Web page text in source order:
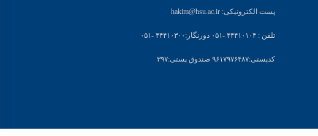
پست الکترونیکی: hakim@hsu.ac.ir
تلفن : ۴۴۴۱۰۱۰۴ -۰۵۱ دورنگار:۴۴۴۱۰۳۰۰ -۰۵۱
کدپستی:۹۶۱۷۹۷۶۴۸۷ صندوق پستی:۳۹۷